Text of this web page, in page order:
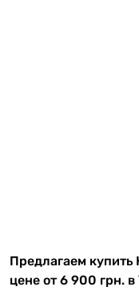
Предлагаем
цене от 6 900 грн.